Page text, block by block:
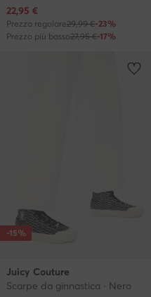
Prezzo attuale
22,95 €
Prezzo regolare29,99 €-23%
Prezzo più basso27,95 €-17%
-15%
Juicy Couture
Scarpe da ginnastica · Nero